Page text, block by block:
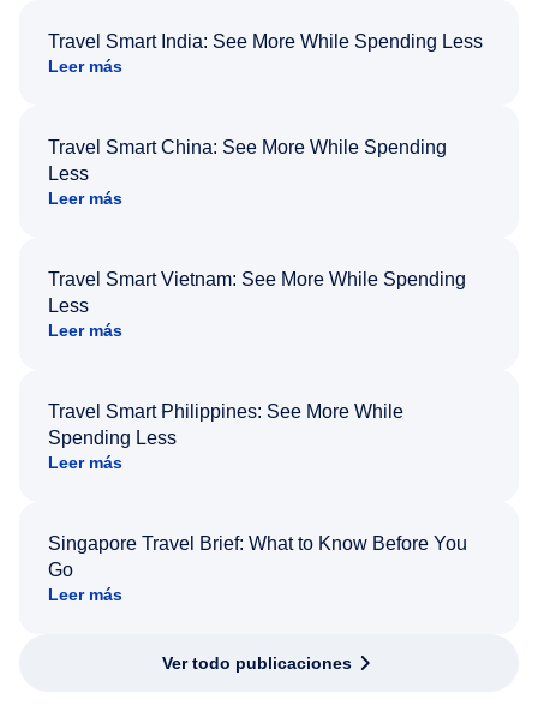
Travel Smart India: See More While Spending Less
Leer más
Travel Smart China: See More While Spending
Less
Leer más
Travel Smart Vietnam: See More While Spending
Less
Leer más
Travel Smart Philippines: See More While
Spending Less
Leer más
Singapore Travel Brief: What to Know Before You
Go
Leer más
Ver todo publicaciones